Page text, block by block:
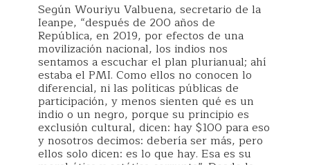
Según Wouriyu Valbuena, secretario de la
Ieanpe, “después de 200 años de
República, en 2019, por efectos de una
movilización nacional, los indios nos
sentamos a escuchar el plan plurianual; ahí
estaba el PMI. Como ellos no conocen lo
diferencial, ni las políticas públicas de
participación, y menos sienten qué es un
indio o un negro, porque su principio es
exclusión cultural, dicen: hay $100 para eso
y nosotros decimos: debería ser más, pero
ellos solo dicen: es lo que hay. Esa es su